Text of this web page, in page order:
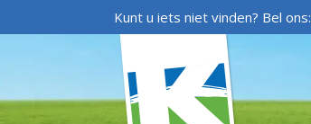
Kunt u iets niet vinden? Bel ons: